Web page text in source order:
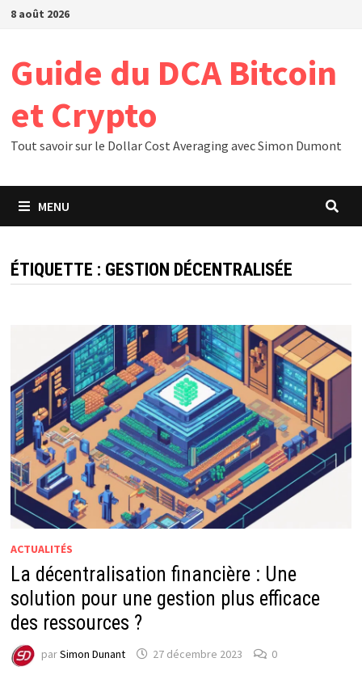
Passer
8 août 2026
Guide du DCA Bitcoin
et Crypto
Tout savoir sur le Dollar Cost Averaging avec Simon Dumont
MENU
ÉTIQUETTE : GESTION DÉCENTRALISÉE
ACTUALITÉS
La décentralisation financière : Une
solution pour une gestion plus efficace
des ressources ?
parSimon Dunant 27 décembre 2023 0